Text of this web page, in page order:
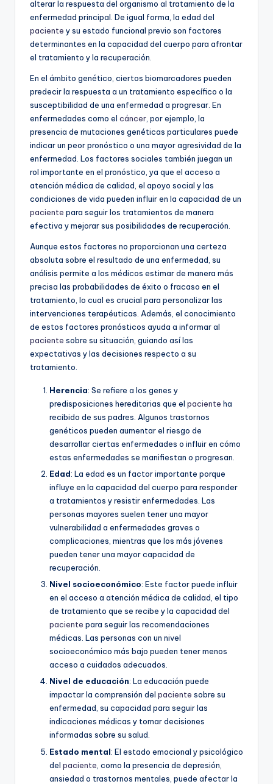
alterar la respuesta del organismo al tratamiento de la
enfermedad principal. De igual forma, la edad del
paciente y su estado funcional previo son factores
determinantes en la capacidad del cuerpo para afrontar
el tratamiento y la recuperación.
En el ámbito genético, ciertos biomarcadores pueden
predecir la respuesta a un tratamiento específico o la
susceptibilidad de una enfermedad a progresar. En
enfermedades como el cáncer , por ejemplo, la
presencia de mutaciones genéticas particulares puede
indicar un peor pronóstico o una mayor agresividad de la
enfermedad. Los factores sociales también juegan un
rol importante en el pronóstico, ya que el acceso a
atención médica de calidad, el apoyo social y las
condiciones de vida pueden influir en la capacidad de un
paciente para seguir los tratamientos de manera
efectiva y mejorar sus posibilidades de recuperación.
Aunque estos factores no proporcionan una certeza
absoluta sobre el resultado de una enfermedad, su
análisis permite a los médicos estimar de manera más
precisa las probabilidades de éxito o fracaso en el
tratamiento, lo cual es crucial para personalizar las
intervenciones terapéuticas. Además, el conocimiento
de estos factores pronósticos ayuda a informar al
paciente sobre su situación, guiando así las
expectativas y las decisiones respecto a su
tratamiento.
Herencia: Se refiere a los genes y
predisposiciones hereditarias que el paciente ha
recibido de sus padres. Algunos trastornos
genéticos pueden aumentar el riesgo de
desarrollar ciertas enfermedades o influir en cómo
estas enfermedades se manifiestan o progresan.
Edad: La edad es un factor importante porque
influye en la capacidad del cuerpo para responder
a tratamientos y resistir enfermedades. Las
personas mayores suelen tener una mayor
vulnerabilidad a enfermedades graves o
complicaciones, mientras que los más jóvenes
pueden tener una mayor capacidad de
recuperación.
Nivel socioeconómico: Este factor puede influir
en el acceso a atención médica de calidad, el tipo
de tratamiento que se recibe y la capacidad del
paciente para seguir las recomendaciones
médicas. Las personas con un nivel
socioeconómico más bajo pueden tener menos
acceso a cuidados adecuados.
Nivel de educación: La educación puede
impactar la comprensión del paciente sobre su
enfermedad, su capacidad para seguir las
indicaciones médicas y tomar decisiones
informadas sobre su salud.
Estado mental: El estado emocional y psicológico
del paciente , como la presencia de depresión,
ansiedad o trastornos mentales, puede afectar la